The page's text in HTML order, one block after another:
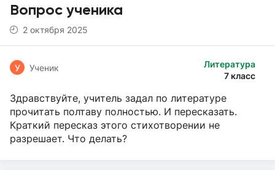
Вопрос ученика
2 октября 2025
Литература
7 класс
У Ученик
Здравствуйте, учитель задал по литературе
прочитать полтаву полностью. И пересказать.
Краткий пересказ этого стихотворении не
разрешает. Что делать?